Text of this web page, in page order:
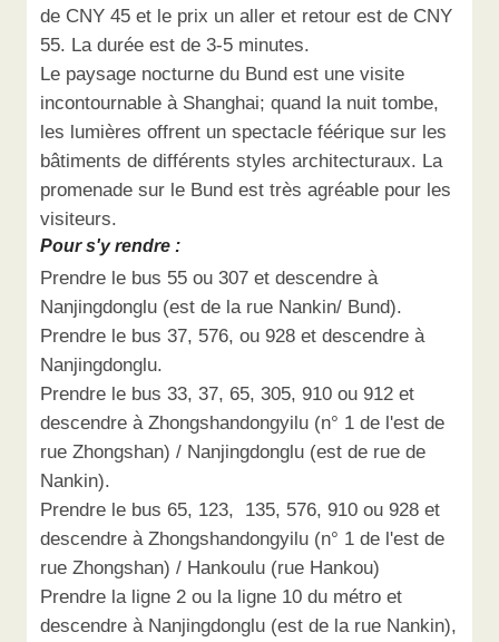
de CNY 45 et le prix un aller et retour est de CNY
55. La durée est de 3-5 minutes.
Le paysage nocturne du Bund est une visite
incontournable à Shanghai; quand la nuit tombe,
les lumières offrent un spectacle féérique sur les
bâtiments de différents styles architecturaux. La
promenade sur le Bund est très agréable pour les
visiteurs.
Pour s'y rendre :
Prendre le bus 55 ou 307 et descendre à
Nanjingdonglu (est de la rue Nankin/ Bund).
Prendre le bus 37, 576, ou 928 et descendre à
Nanjingdonglu.
Prendre le bus 33, 37, 65, 305, 910 ou 912 et
descendre à Zhongshandongyilu (n° 1 de l'est de
rue Zhongshan) / Nanjingdonglu (est de rue de
Nankin).
Prendre le bus 65, 123, 135, 576, 910 ou 928 et
descendre à Zhongshandongyilu (n° 1 de l'est de
rue Zhongshan) / Hankoulu (rue Hankou)
Prendre la ligne 2 ou la ligne 10 du métro et
descendre à Nanjingdonglu (est de la rue Nankin),